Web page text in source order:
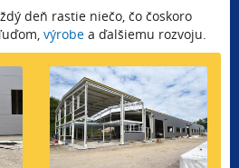
deň rastie niečo, čo čoskoro
výrobe a ďalšiemu rozvoju.